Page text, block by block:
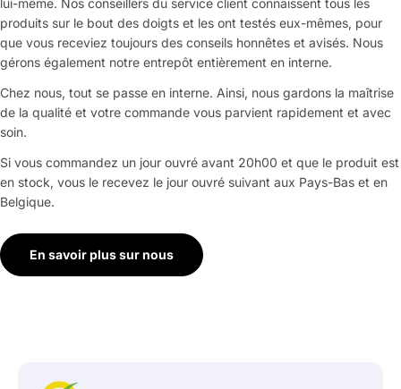
produits sur le bout des doigts et les ont testés eux-mêmes, pour
que vous receviez toujours des conseils honnêtes et avisés. Nous
gérons également notre entrepôt entièrement en interne.
Chez nous, tout se passe en interne. Ainsi, nous gardons la maîtrise
de la qualité et votre commande vous parvient rapidement et avec
soin.
Si vous commandez un jour ouvré avant 20h00 et que le produit est
en stock, vous le recevez le jour ouvré suivant aux Pays-Bas et en
Belgique.
En savoir plus sur nous